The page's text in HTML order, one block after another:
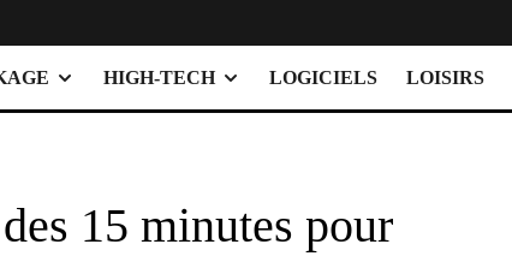
HIGH-TECH LOGICIELS LOISIRS
15 minutes pour